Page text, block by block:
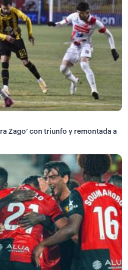
Zago’ con triunfo y remontada a